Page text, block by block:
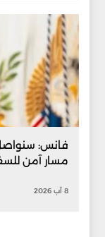
فانس:
مسار آمن
8 آب 2026